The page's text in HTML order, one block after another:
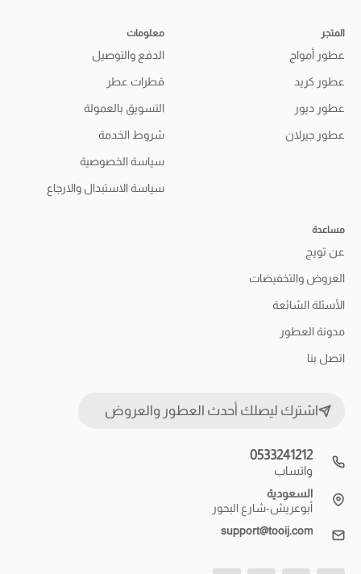
المتجر
عطور أمواج
عطور كريد
عطور ديور
عطور جيرلان
معلومات
الدفع والتوصيل
قطرات عطر
التسويق بالعمولة
شروط الخدمة
سياسة الخصوصية
سياسة الاستبدال والارجاع
مساعدة
عن تويج
العروض والتخفيضات
الأسئلة الشائعة
مدونة العطور
اتصل بنا
اشترك ليصلك أحدث العطور والعروض
0533241212
واتساب
السعودية
أبوعريش-شارع البحور
support@tooij.com